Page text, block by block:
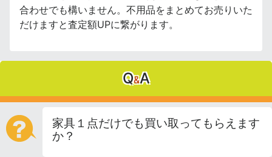
合わせでも構いません。不用品をまとめてお売りいた
だけますと査定額UPに繋がります。
Q&A
家具１点だけでも買い取ってもらえます
か？